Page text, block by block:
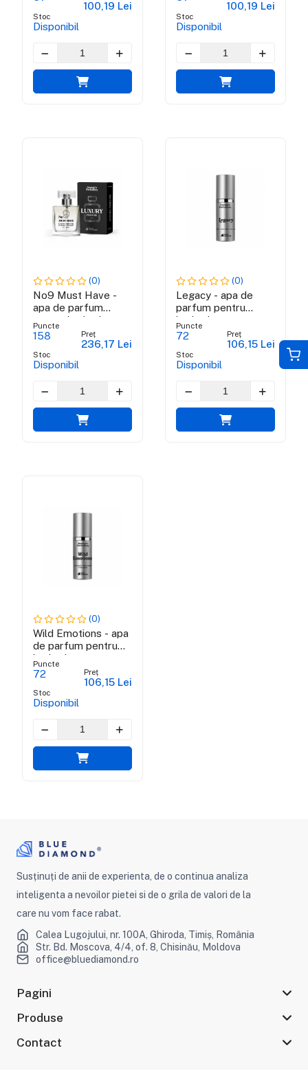
Stoc
Disponibil
100,19 Lei
Stoc
Disponibil
100,19 Lei
(0)
No9 Must Have -
apa de parfum
pentru barbati
Puncte
158
Stoc
Disponibil
Preț
236,17 Lei
(0)
Legacy - apa de
parfum pentru
barbati
Puncte
72
Stoc
Disponibil
Preț
106,15 Lei
(0)
Wild Emotions - apa
de parfum pentru
barbati
Puncte
72
Stoc
Disponibil
Preț
106,15 Lei
Susținuți de anii de experienta, de o continua analiza
inteligenta a nevoilor pietei si de o grila de valori de la
care nu vom face rabat.
Calea Lugojului, nr. 100A, Ghiroda, Timiș, România
Str. Bd. Moscova, 4/4, of. 8, Chisinău, Moldova
office@bluediamond.ro
Pagini
Produse
Contact